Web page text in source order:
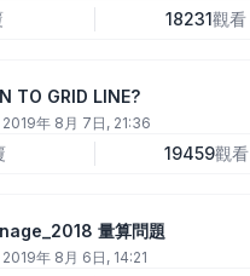
18231觀看
TO GRID LINE?
2019年 8月 7日, 21:36
19459觀看
量算問題
2019年 8月 6日, 14:21